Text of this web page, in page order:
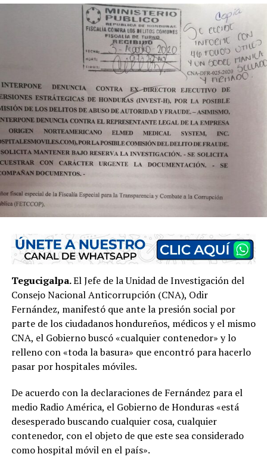
Tegucigalpa.El Jefe de la Unidad de Investigación del
Consejo Nacional Anticorrupción (CNA), Odir
Fernández, manifestó que ante la presión social por
parte de los ciudadanos hondureños, médicos y el mismo
CNA, el Gobierno buscó «cualquier contenedor» y lo
relleno con «toda la basura» que encontró para hacerlo
pasar por hospitales móviles.
De acuerdo con la declaraciones de Fernández para el
medio Radio América, el Gobierno de Honduras «está
desesperado buscando cualquier cosa, cualquier
contenedor, con el objeto de que este sea considerado
como hospital móvil en el país».